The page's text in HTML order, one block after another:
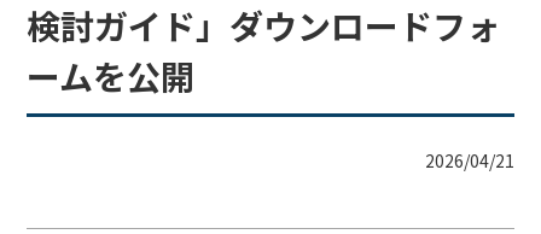
検討ガイド」ダウンロードフォ
ームを公開
2026/04/21